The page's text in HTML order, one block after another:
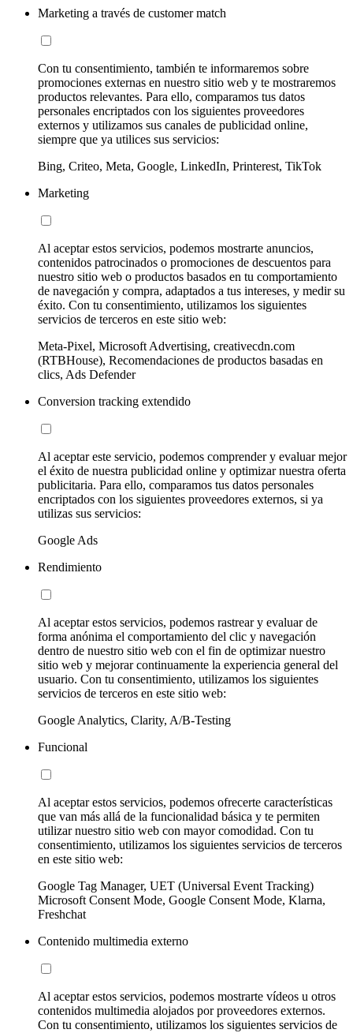
Marketing a través de customer match
Con tu consentimiento, también te informaremos sobre
promociones externas en nuestro sitio web y te mostraremos
productos relevantes. Para ello, comparamos tus datos
personales encriptados con los siguientes proveedores
externos y utilizamos sus canales de publicidad online,
siempre que ya utilices sus servicios:
Bing, Criteo, Meta, Google, LinkedIn, Printerest, TikTok
Marketing
Al aceptar estos servicios, podemos mostrarte anuncios,
contenidos patrocinados o promociones de descuentos para
nuestro sitio web o productos basados en tu comportamiento
de navegación y compra, adaptados a tus intereses, y medir su
éxito. Con tu consentimiento, utilizamos los siguientes
servicios de terceros en este sitio web:
Meta-Pixel, Microsoft Advertising, creativecdn.com
(RTBHouse), Recomendaciones de productos basadas en
clics, Ads Defender
Conversion tracking extendido
Al aceptar este servicio, podemos comprender y evaluar mejor
el éxito de nuestra publicidad online y optimizar nuestra oferta
publicitaria. Para ello, comparamos tus datos personales
encriptados con los siguientes proveedores externos, si ya
utilizas sus servicios:
Google Ads
Rendimiento
Al aceptar estos servicios, podemos rastrear y evaluar de
forma anónima el comportamiento del clic y navegación
dentro de nuestro sitio web con el fin de optimizar nuestro
sitio web y mejorar continuamente la experiencia general del
usuario. Con tu consentimiento, utilizamos los siguientes
servicios de terceros en este sitio web:
Google Analytics, Clarity, A/B-Testing
Funcional
Al aceptar estos servicios, podemos ofrecerte características
que van más allá de la funcionalidad básica y te permiten
utilizar nuestro sitio web con mayor comodidad. Con tu
consentimiento, utilizamos los siguientes servicios de terceros
en este sitio web:
Google Tag Manager, UET (Universal Event Tracking)
Microsoft Consent Mode, Google Consent Mode, Klarna,
Freshchat
Contenido multimedia externo
Al aceptar estos servicios, podemos mostrarte vídeos u otros
contenidos multimedia alojados por proveedores externos.
Con tu consentimiento, utilizamos los siguientes servicios de